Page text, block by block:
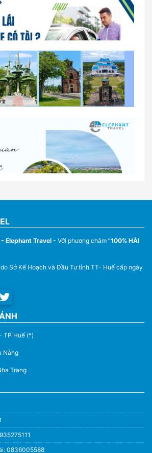
tự lái và thuê xe có tài xế tại Huế
– Dịch Vụ Cho Thuê Xe Từ Huế,
Đi Thánh Địa La Vang
Tại Huế – Từ 4 Chỗ Đến 45 Chỗ
Elephant Travel - Với phương châm "100% HÀI
Sở Kế Hoạch và Đầu Tư tỉnh TT- Huế cấp ngày
TP Huế (*)
Nẵng
Trang
0836005588